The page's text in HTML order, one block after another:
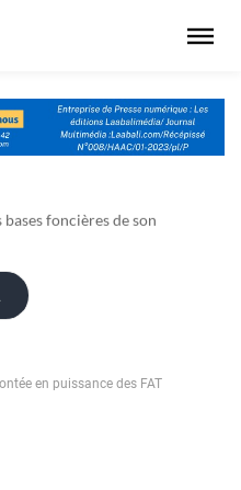
foncières de son
en puissance des FAT